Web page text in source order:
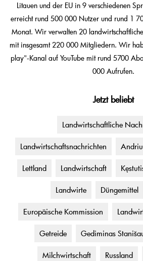
Litauen und der EU in 9 verschiedenen
erreicht rund 500 000 Nutzer und rund 1
Monat. Wir verwalten 20
mit insgesamt 220 000 Mitgliedern. Wir
play"-Kanal auf YouTube mit rund 5700
000 Aufrufen.
Jetzt beliebt
Landwirtschaftliche
Landwirtschaftsnachrichten
Lettland Landwirtschaft
Landwirte Düngemittel
Europäische Kommission
Getreide Gediminas
Milchwirtschaft Russland